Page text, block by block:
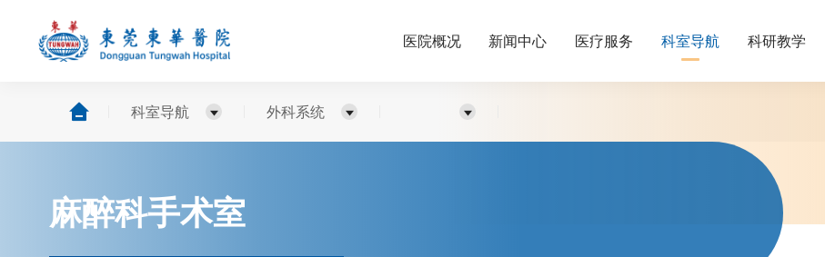
医院概况 新闻中心 医疗服务 科室导航 科研教学
科室导航 外科系统
麻醉科手术室